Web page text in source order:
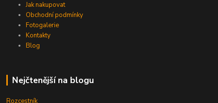
Jak nakupovat
Obchodní podmínky
Fotogalerie
Kontakty
Blog
Nejčtenější na blogu
Rozcestník